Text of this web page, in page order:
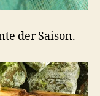
der Saison.